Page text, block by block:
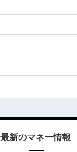
最新のマネー情報